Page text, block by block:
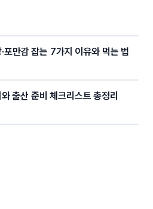
포만감 잡는 7가지 이유와 먹는 법
출산 준비 체크리스트 총정리